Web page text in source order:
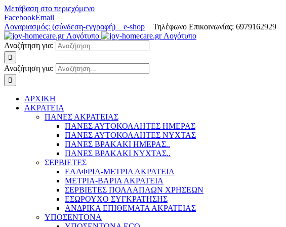
Μετάβαση στο περιεχόμενο
FacebookEmail
Λογαριασμός: (σύνδεση-εγγραφή) e-shop Τηλέφωνο Επικοινωνίας: 6979162929
Αναζήτηση για:
Αναζήτηση για:
ΑΡΧΙΚΗ
ΑΚΡΑΤΕΙΑ
ΠΑΝΕΣ ΑΚΡΑΤΕΙΑΣ
ΠΑΝΕΣ ΑΥΤΟΚΟΛΛΗΤΕΣ ΗΜΕΡΑΣ
ΠΑΝΕΣ ΑΥΤΟΚΟΛΛΗΤΕΣ ΝΥΧΤΑΣ
ΠΑΝΕΣ ΒΡΑΚΑΚΙ ΗΜΕΡΑΣ..
ΠΑΝΕΣ ΒΡΑΚΑΚΙ ΝΥΧΤΑΣ..
ΣΕΡΒΙΕΤΕΣ
ΕΛΑΦΡΙΑ-ΜΕΤΡΙΑ ΑΚΡΑΤΕΙΑ
ΜΕΤΡΙΑ-ΒΑΡΙΑ ΑΚΡΑΤΕΙΑ
ΣΕΡΒΙΕΤΕΣ ΠΟΛΛΑΠΛΩΝ ΧΡΗΣΕΩΝ
ΕΣΩΡΟΥΧΟ ΣΥΓΚΡΑΤΗΣΗΣ
ΑΝΔΡΙΚΑ ΕΠΙΘΕΜΑΤΑ ΑΚΡΑΤΕΙΑΣ
ΥΠΟΣΕΝΤΟΝΑ